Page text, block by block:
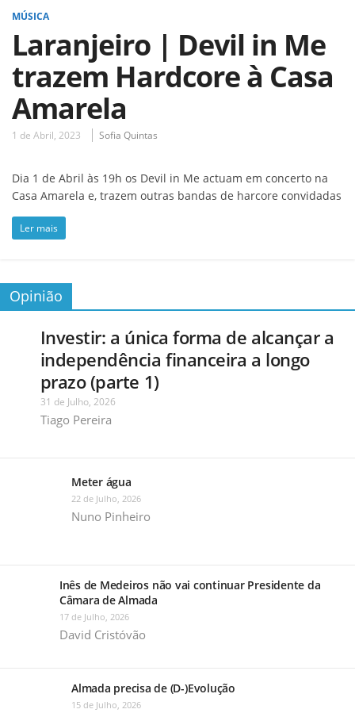
MÚSICA
Laranjeiro | Devil in Me
trazem Hardcore à Casa
Amarela
1 de Abril, 2023 Sofia Quintas
Dia 1 de Abril às 19h os Devil in Me actuam em concerto na
Casa Amarela e, trazem outras bandas de harcore convidadas
Ler mais
Opinião
Investir: a única forma de alcançar a
independência financeira a longo
prazo (parte 1)
31 de Julho, 2026
Tiago Pereira
Meter água
22 de Julho, 2026
Nuno Pinheiro
Inês de Medeiros não vai continuar Presidente da
Câmara de Almada
17 de Julho, 2026
David Cristóvão
Almada precisa de (D-)Evolução
15 de Julho, 2026